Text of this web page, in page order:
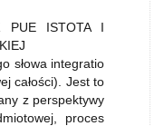
PUE ISTOTA I
słowa integratio
całości). Jest to
z perspektywy
proces